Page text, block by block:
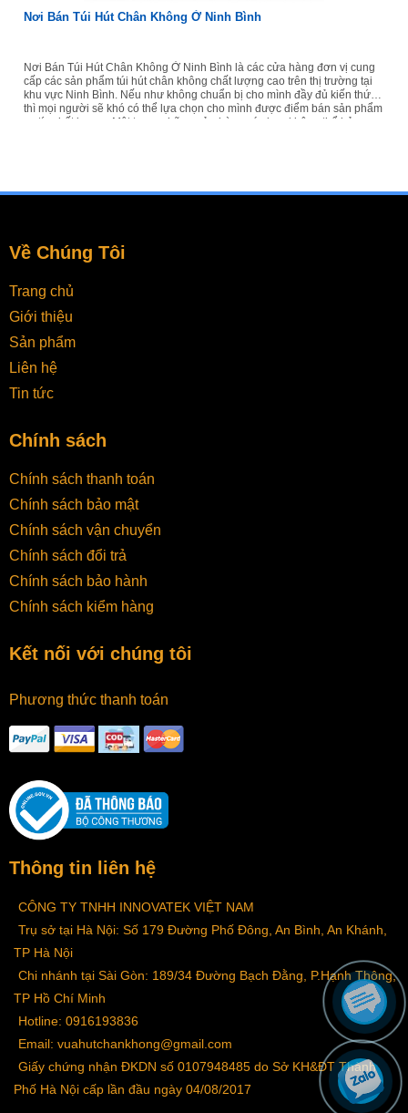
Không Ở Ninh Bình
Ở Ninh Bình là các cửa hàng đơn vị cung
chân không chất lượng cao trên thị trường tại
như không chuẩn bị cho mình đầy đủ kiến thức
thể lựa chọn cho mình được điểm bán sản phẩm
những cửa hàng các bạn không thể bỏ qua
Nơi Bán Túi Hút Chân
cấp các sản phẩm túi hút
khu vực Hà Đông. Nếu
thì mọi người sẽ khó có
uy tín chất lượng. Một
Về Chúng Tôi
Trang chủ
Giới thiệu
Sản phẩm
Liên hệ
Tin tức
Chính sách
Chính sách thanh toán
Chính sách bảo mật
Chính sách vận chuyển
Chính sách đổi trả
Chính sách bảo hành
Chính sách kiểm hàng
Kết nối với chúng tôi
Phương thức thanh toán
Thông tin liên hệ
CÔNG TY TNHH INNOVATEK VIỆT NAM
Trụ sở tại Hà Nội: Số 179 Đường Phố Đông, An Bình, An Khánh,
TP Hà Nội
Chi nhánh tại Sài Gòn: 189/34 Đường Bạch Đằng, P.Hạnh Thông,
TP Hồ Chí Minh
Hotline: 0916193836
Email: vuahutchankhong@gmail.com
Giấy chứng nhận ĐKDN số 0107948485 do Sở KH&ĐT Thành
Phố Hà Nội cấp lần đầu ngày 04/08/2017